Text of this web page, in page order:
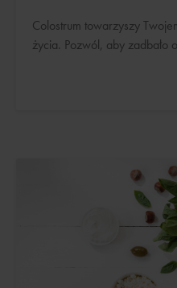
Colostrum towarzyszy
życia. Pozwól, aby zadbało